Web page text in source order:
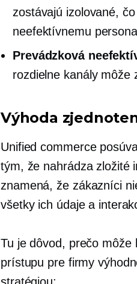
zostávajú izolované,
neefektívnemu
Prevádzková
rozdielne kanály môže
Výhoda
Unified commerce
tým, že nahrádza zložité
znamená, že zákazníci
všetky ich údaje a
Tu je dôvod, prečo môže
prístupu pre firmy